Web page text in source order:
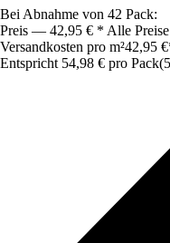
Bei Abnahme von 42 Pack:
Preis — 42,95 € * Alle
Versandkosten pro m²42,95 €
Entspricht 54,98 € pro Pack(